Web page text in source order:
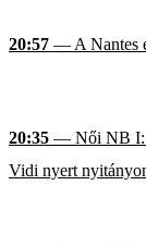
20:57 — A Nantes
20:35 — Női NB I:
Vidi nyert